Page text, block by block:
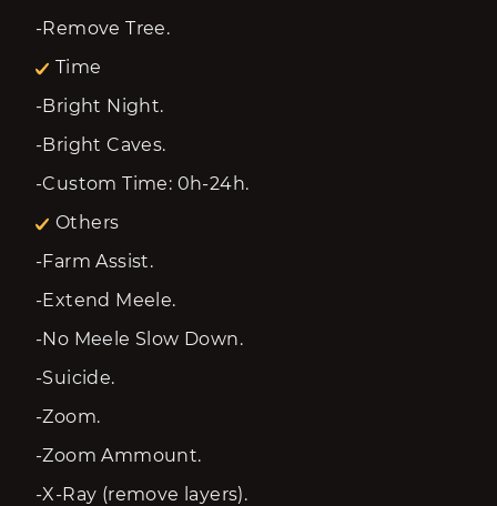
-Remove Tree.
Time
-Bright Night.
-Bright Caves.
-Custom Time: 0h-24h.
Others
-Farm Assist.
-Extend Meele.
-No Meele Slow Down.
-Suicide.
-Zoom.
-Zoom Ammount.
-X-Ray (remove layers).